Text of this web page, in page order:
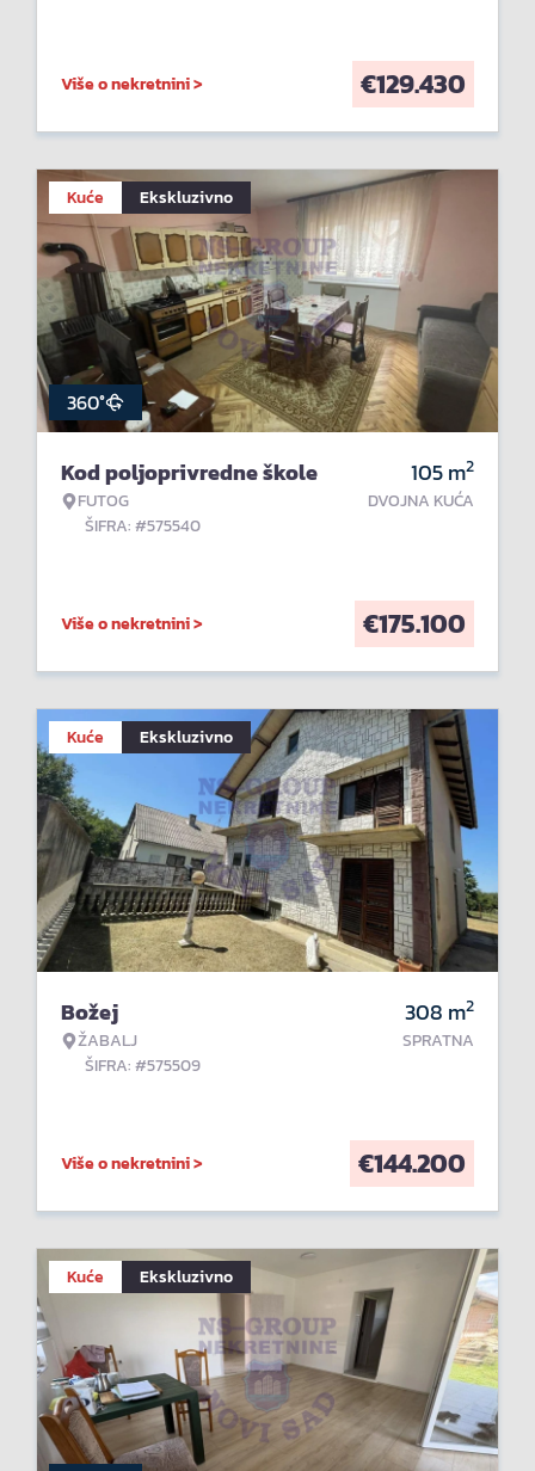
Više o nekretnini > €129.430
Kuće Ekskluzivno
360°
Kod poljoprivredne škole
FUTOG
ŠIFRA: #575540
105m2
DVOJNA KUĆA
Više o nekretnini > €175.100
Kuće Ekskluzivno
Božej
ŽABALJ
ŠIFRA: #575509
308 m2
SPRATNA
Više o nekretnini > €144.200
Kuće Ekskluzivno